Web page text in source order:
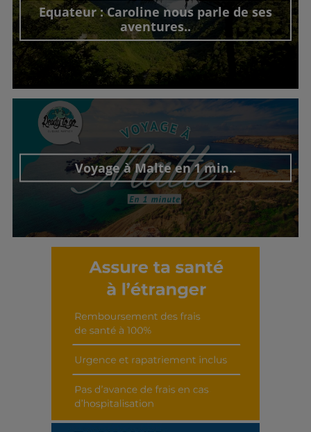
Equateur : Caroline nous parle de ses
aventures..
Découvrir cet interview
Voyage à Malte en 1 min..
Découvrir cet interview